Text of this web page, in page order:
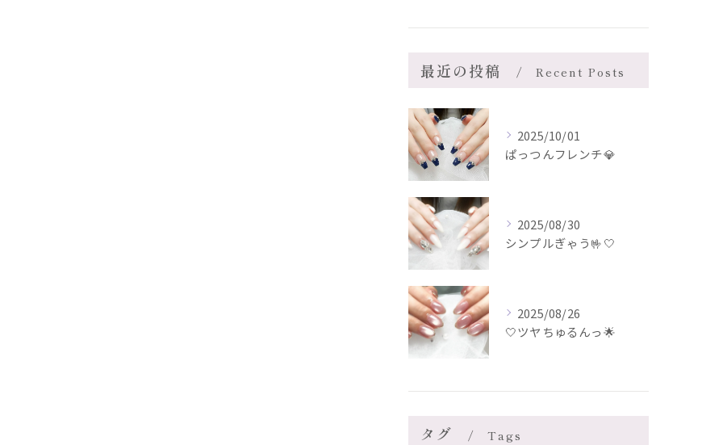
最近の投稿 Recent Posts
2025/10/01
ぱっつんフレンチ💎
2025/08/30
シンプルぎゃう🤟🤍
2025/08/26
🤍ツヤちゅるんっ🌟
タグ Tags